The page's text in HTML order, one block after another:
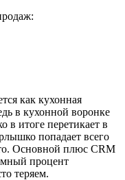
как кухонная
в кухонной воронке
в итоге перетикает в
попадает всего
Основной плюс CRM
процент
теряем.